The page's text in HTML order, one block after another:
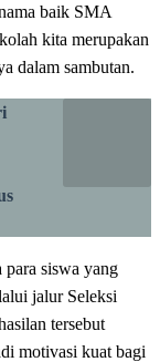
baik SMA
kita merupakan
dalam sambutan.
para siswa yang
jalur Seleksi
tersebut
motivasi kuat bagi